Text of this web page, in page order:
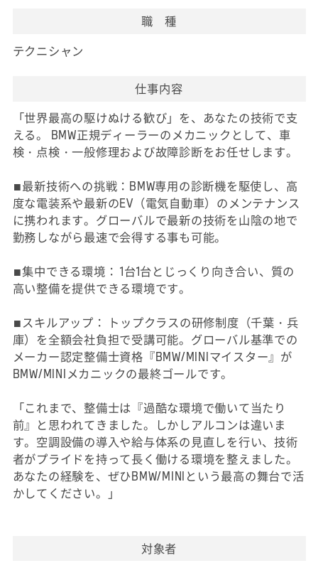
職 種
テクニシャン
仕事内容
「世界最高の駆けぬける歓び」を、あなたの技術で支
える。 BMW正規ディーラーのメカニックとして、車
検・点検・一般修理および故障診断をお任せします。
■最新技術への挑戦：BMW専用の診断機を駆使し、高
度な電装系や最新のEV（電気自動車）のメンテナンス
に携われます。グローバルで最新の技術を山陰の地で
勤務しながら最速で会得する事も可能。
■集中できる環境： 1台1台とじっくり向き合い、質の
高い整備を提供できる環境です。
■スキルアップ： トップクラスの研修制度（千葉・兵
庫）を全額会社負担で受講可能。グローバル基準での
メーカー認定整備士資格『BMW/MINIマイスター』が
BMW/MINIメカニックの最終ゴールです。
「これまで、整備士は『過酷な環境で働いて当たり
前』と思われてきました。しかしアルコンは違いま
す。空調設備の導入や給与体系の見直しを行い、技術
者がプライドを持って長く働ける環境を整えました。
あなたの経験を、ぜひBMW/MINIという最高の舞台で活
かしてください。」
対象者